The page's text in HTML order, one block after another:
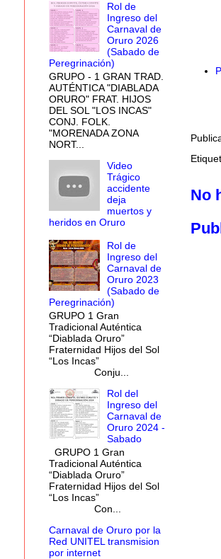
No
Rol de
Ingreso del
Carnaval de
Oruro 2026
(Sabado de
Peregrinación)
GRUPO - 1 GRAN TRAD.
AUTÉNTICA "DIABLADA
ORURO" FRAT. HIJOS
DEL SOL "LOS INCAS"
CONJ. FOLK.
"MORENADA ZONA
NORT...
Video
Trágico
accidente
deja
muertos y
heridos en Oruro
Rol de
Ingreso del
Carnaval de
Oruro 2023
(Sabado de
Peregrinación)
GRUPO 1 Gran
Tradicional Auténtica
“Diablada Oruro”
Fraternidad Hijos del Sol
“Los Incas”
Conju...
Rol del
Ingreso del
Carnaval de
Oruro 2024 -
Sabado
GRUPO 1 Gran
Tradicional Auténtica
“Diablada Oruro”
Fraternidad Hijos del Sol
“Los Incas”
Con...
Carnaval de Oruro por la
Red UNITEL transmision
por internet